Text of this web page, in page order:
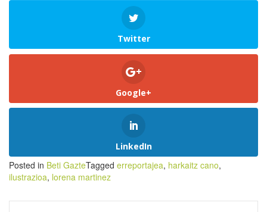
Twitter
Google+
LinkedIn
Posted in Beti GazteTagged erreportajea, harkaitz cano,
ilustrazioa, lorena martinez